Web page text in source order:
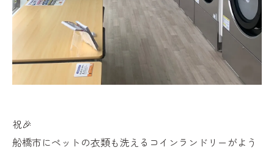
祝🎉
船橋市にペットの衣類も洗えるコインランドリーがよう